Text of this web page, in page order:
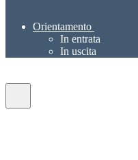
Orientamento
In entrata
In uscita